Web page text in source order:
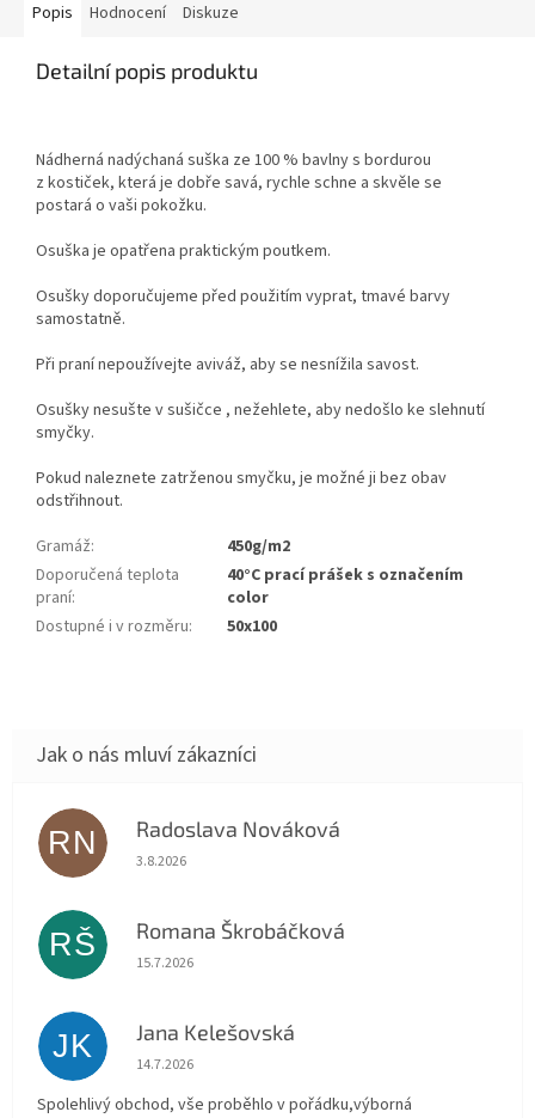
Popis Hodnocení Diskuze
Detailní popis produktu
Nádherná nadýchaná suška ze 100 % bavlny s bordurou
z kostiček, která je dobře savá, rychle schne a skvěle se
postará o vaši pokožku.
Osuška je opatřena praktickým poutkem.
Osušky doporučujeme před použitím vyprat, tmavé barvy
samostatně.
Při praní nepoužívejte aviváž, aby se nesnížila savost.
Osuškynesušte v sušičce , nežehlete, aby nedošlo ke slehnutí
smyčky.
Pokud naleznete zatrženou smyčku, je možné ji bez obav
odstřihnout.
Gramáž:
450g/m2
Doporučená teplota
praní:
40°C prací prášek s označením
color
Dostupné i v rozměru: 50x100
RN Radoslava Nováková
Hodnocení obchodu je 5 z 5 hvězdiček.
3.8.2026
RŠ Romana Škrobáčková
Hodnocení obchodu je 5 z 5 hvězdiček.
15.7.2026
JK Jana Kelešovská
Hodnocení obchodu je 5 z 5 hvězdiček.
14.7.2026
Spolehlivý obchod, vše proběhlo v pořádku,výborná